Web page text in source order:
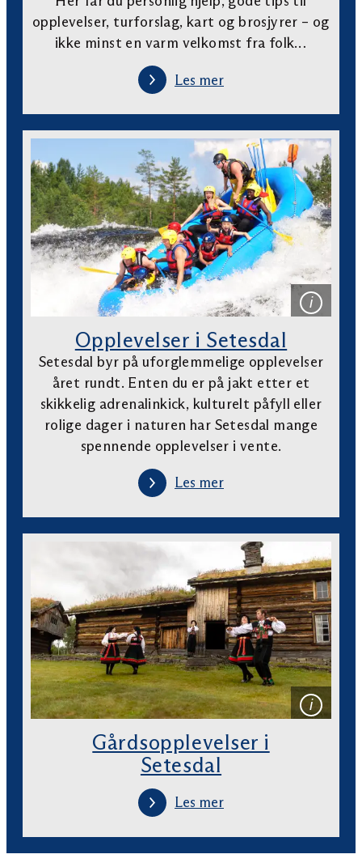
opplevelser, turforslag, kart og brosjyrer – og
ikke minst en varm velkomst fra folk…
Les mer
Opplevelser i Setesdal
Setesdal byr på uforglemmelige opplevelser
året rundt. Enten du er på jakt etter et
skikkelig adrenalinkick, kulturelt påfyll eller
rolige dager i naturen har Setesdal mange
spennende opplevelser i vente.
Les mer
Gårdsopplevelser i
Setesdal
Les mer